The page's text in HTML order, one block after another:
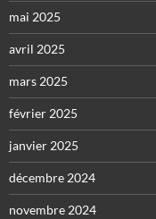
mai 2025
avril 2025
mars 2025
février 2025
janvier 2025
décembre 2024
novembre 2024